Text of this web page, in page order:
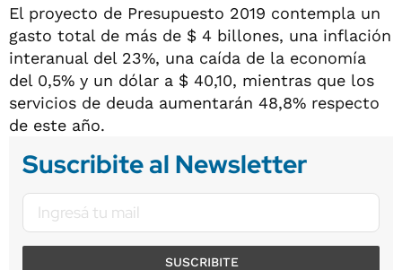
El proyecto de Presupuesto 2019 contempla un
gasto total de más de $ 4 billones, una inflación
interanual del 23%, una caída de la economía
del 0,5% y un dólar a $ 40,10, mientras que los
servicios de deuda aumentarán 48,8% respecto
de este año.
Suscribite al Newsletter
SUSCRIBITE